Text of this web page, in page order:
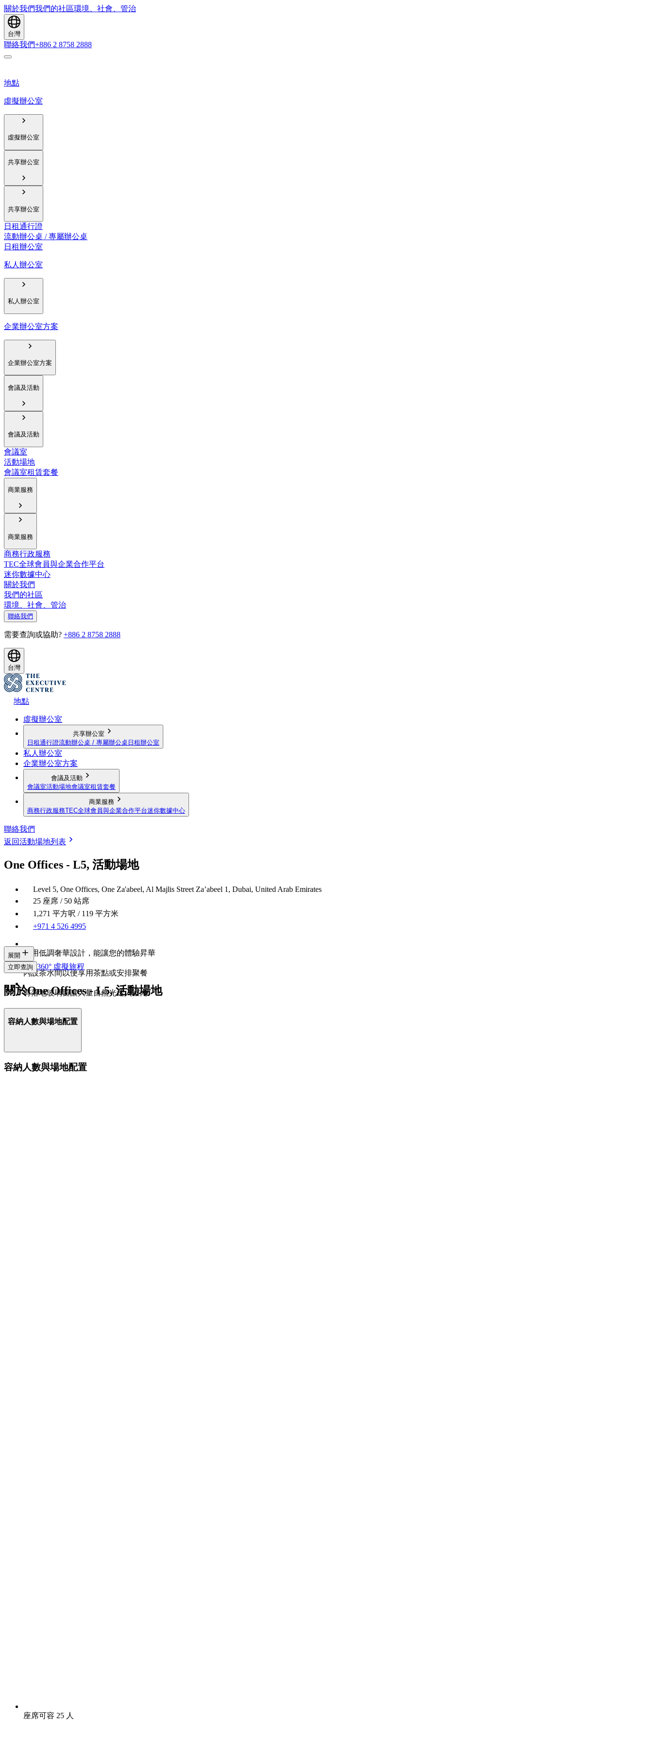
關於我們我們的社區環境、社會、管治
台灣
聯絡我們+886 2 8758 2888
地點
虛擬辦公室
虛擬辦公室
共享辦公室
共享辦公室
日租通行證
流動辦公桌 / 專屬辦公桌
日租辦公室
私人辦公室
私人辦公室
企業辦公室方案
企業辦公室方案
會議及活動
會議及活動
會議室
活動場地
會議室租賃套餐
商業服務
商業服務
商務行政服務
TEC全球會員與企業合作平台
迷你數據中心
關於我們
我們的社區
環境、社會、管治
聯絡我們
需要查詢或協助? +886 2 8758 2888
台灣
地點
虛擬辦公室
共享辦公室
日租通行證流動辦公桌 / 專屬辦公桌 日租辦公室
私人辦公室
企業辦公室方案
會議及活動
會議室活動場地會議室租賃套餐
商業服務
商務行政服務TEC全球會員與企業合作平台迷你數據中心
聯絡我們
返回活動場地列表
One Offices - L5, 活動場地
Level 5, One Offices, One Za'abeel, Al Majlis Street Za’abeel 1, Dubai, United Arab Emirates
25 座席 / 50 站席
1,271 平方呎 / 119 平方米
+971 4 526 4995
採用低調奢華設計，能讓您的體驗昇華
內設茶水間以便享用茶點或安排聚餐
有落地玻璃窗讓大量自然光透入室內
展開
立即查詢 360° 虛擬旅程
關於One Offices - L5, 活動場地
容納人數與場地配置
容納人數與場地配置
座席可容 25 人